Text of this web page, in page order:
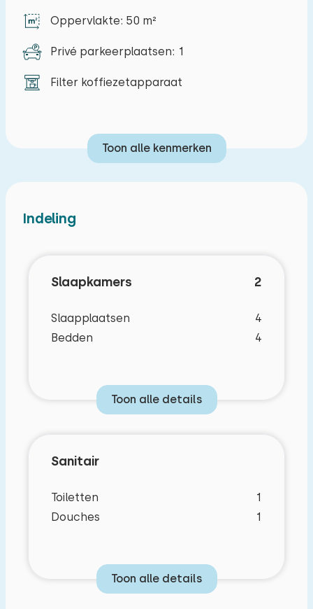
Oppervlakte: 50 m²
Privé parkeerplaatsen: 1
Filter koffiezetapparaat
Toon alle kenmerken
Indeling
Slaapkamers 2
Slaapplaatsen
4
Bedden
4
Toon alle details
Sanitair
Toiletten
1
Douches
1
Toon alle details